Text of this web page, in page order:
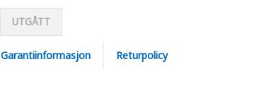
UTGÅTT
Garantiinformasjon Returpolicy